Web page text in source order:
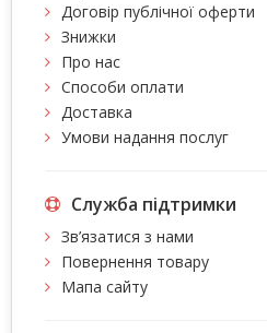
Договір публічної оферти
Знижки
Про нас
Способи оплати
Доставка
Умови надання послуг
Служба підтримки
Зв’язатися з нами
Повернення товару
Мапа сайту